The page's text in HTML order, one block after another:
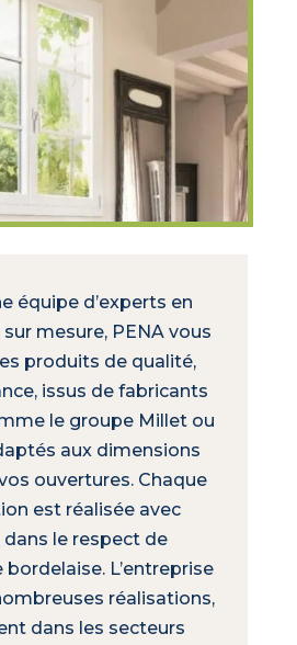
équipe d’experts en
mesure, PENA vous
produits de qualité,
issus de fabricants
le groupe Millet ou
aux dimensions
ouvertures. Chaque
est réalisée avec
dans le respect de
bordelaise. L’entreprise
réalisations,
dans les secteurs